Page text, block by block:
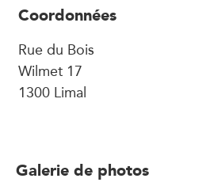
Coordonnées
Rue du Bois
Wilmet 17
1300 Limal
Galerie de photos